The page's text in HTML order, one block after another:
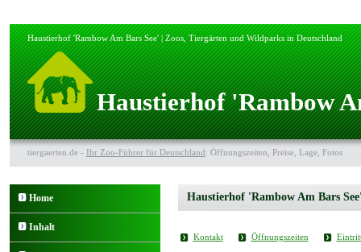
Haustierhof 'Rambow Am Bars See' | Zoos, Tiergärten und Wildparks in Deutschland
Haustierhof 'Rambow
tiergaerten.de - Ihr Zoo-Führer für Deutschland: Öffnungszeiten, Preise, Lage, Fotos
Home
Inhalt
Haustierhof 'Rambow Am Bars
Kontakt Öffnungszeiten